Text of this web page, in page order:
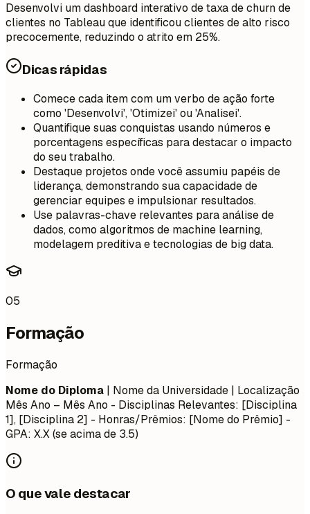
Desenvolvi um dashboard interativo de taxa de churn de
clientes no Tableau que identificou clientes de alto risco
precocemente, reduzindo o atrito em 25%.
Dicas rápidas
Comece cada item com um verbo de ação forte
como 'Desenvolvi', 'Otimizei' ou 'Analisei'.
Quantifique suas conquistas usando números e
porcentagens específicas para destacar o impacto
do seu trabalho.
Destaque projetos onde você assumiu papéis de
liderança, demonstrando sua capacidade de
gerenciar equipes e impulsionar resultados.
Use palavras-chave relevantes para análise de
dados, como algoritmos de machine learning,
modelagem preditiva e tecnologias de big data.
05
Formação
Formação
Nome do Diploma | Nome da Universidade | Localização
Mês Ano – Mês Ano - Disciplinas Relevantes: [Disciplina
1], [Disciplina 2] - Honras/Prêmios: [Nome do Prêmio] -
GPA: X.X (se acima de 3.5)
O que vale destacar